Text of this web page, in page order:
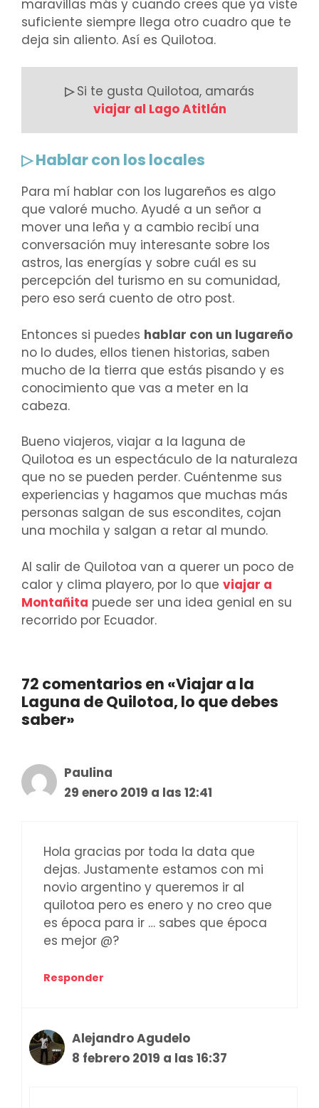
maravillas más y cuando crees que ya viste
suficiente siempre llega otro cuadro que te
deja sin aliento. Así es Quilotoa.
▷Si te gusta Quilotoa, amarás
viajar al Lago Atitlán
▷ Hablar con los locales
Para mí hablar con los lugareños es algo
que valoré mucho. Ayudé a un señor a
mover una leña y a cambio recibí una
conversación muy interesante sobre los
astros, las energías y sobre cuál es su
percepción del turismo en su comunidad,
pero eso será cuento de otro post.
Entonces si puedes hablar con un lugareño
no lo dudes, ellos tienen historias, saben
mucho de la tierra que estás pisando y es
conocimiento que vas a meter en la
cabeza.
Bueno viajeros, viajar a la laguna de
Quilotoa es un espectáculo de la naturaleza
que no se pueden perder. Cuéntenme sus
experiencias y hagamos que muchas más
personas salgan de sus escondites, cojan
una mochila y salgan a retar al mundo.
Al salir de Quilotoa van a querer un poco de
calor y clima playero, por lo que viajar a
Montañita puede ser una idea genial en su
recorrido por Ecuador.
72 comentarios en «Viajar a la
Laguna de Quilotoa, lo que debes
saber»
Paulina
29 enero 2019 a las 12:41
Hola gracias por toda la data que
dejas. Justamente estamos con mi
novio argentino y queremos ir al
quilotoa pero es enero y no creo que
es época para ir … sabes que época
es mejor @?
Responder
Alejandro Agudelo
8 febrero 2019 a las 16:37